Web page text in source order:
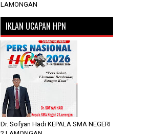
LAMONGAN
IKLAN UCAPAN HPN
Dr. Sofyan Hadi KEPALA SMA NEGERI